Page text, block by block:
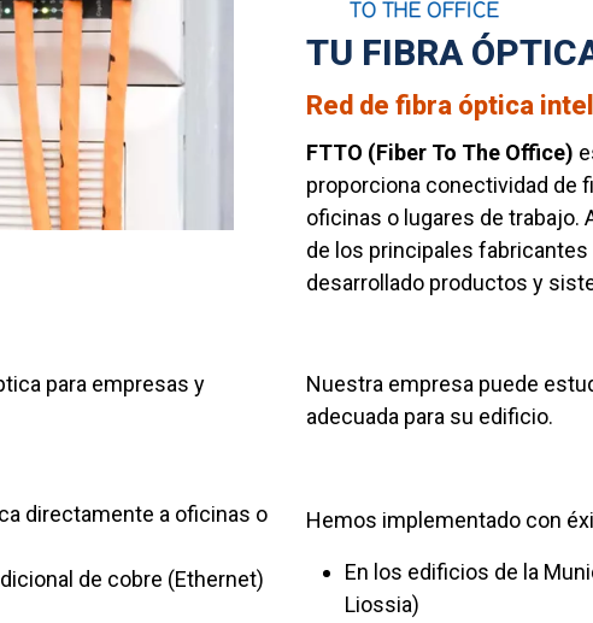
TU FIBRA
Red de fibra óptica
FTTO (Fiber To The Office)
proporciona conectividad de
oficinas o lugares de trabajo.
de los principales
desarrollado productos y
para empresas y
directamente a oficinas o
de cobre (Ethernet)
Nuestra empresa puede
adecuada para su edificio.
Hemos implementado con
En los edificios de la
Liossia)